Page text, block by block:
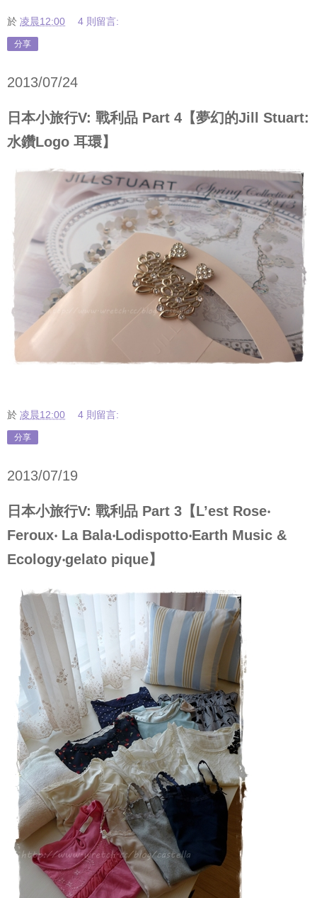
於 凌晨12:00 4 則留言:
分享
2013/07/24
日本小旅行V: 戰利品 Part 4【夢幻的Jill Stuart:
水鑽Logo 耳環】
於 凌晨12:00 4 則留言:
分享
2013/07/19
日本小旅行V: 戰利品 Part 3【L’est Rose‧
Feroux‧ La Bala‧Lodispotto‧Earth Music &
Ecology‧gelato pique】